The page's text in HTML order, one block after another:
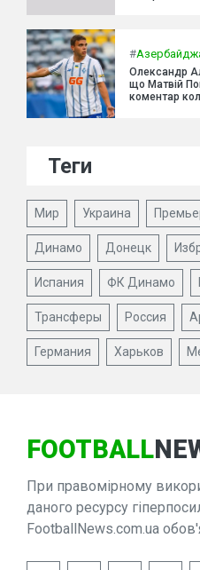
#
Олександр
що Матвій
коментар
Теги
Мир Украина
Динамо Донецк
Испания ФК Динамо
Трансферы Россия
Германия Харьков
FOOTBALL
При правомірному
даного ресурсу
FootballNews.com.ua